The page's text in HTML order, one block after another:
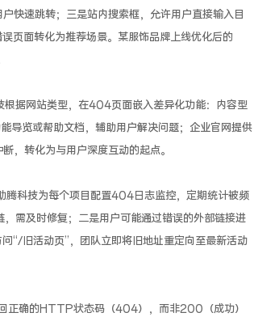
快速跳转；三是站内搜索框，允许用户直接输入目
页面转化为推荐场景。某服饰品牌上线优化后的
据网站类型，在404页面嵌入差异化功能：内容型
导览或帮助文档，辅助用户解决问题；企业官网提供
，转化为与用户深度互动的起点。
科技为每个项目配置404日志监控，定期统计被频
需及时修复；二是用户可能通过错误的外部链接进
“/旧活动页”，团队立即将旧地址重定向至最新活动
正确的HTTP状态码（404），而非200（成功）